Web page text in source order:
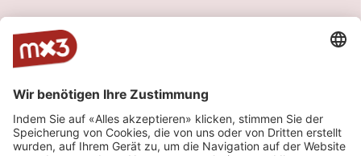
M A S B O
2026
more_horiz
M A S B O
2026
World, Latin
Baila Morena